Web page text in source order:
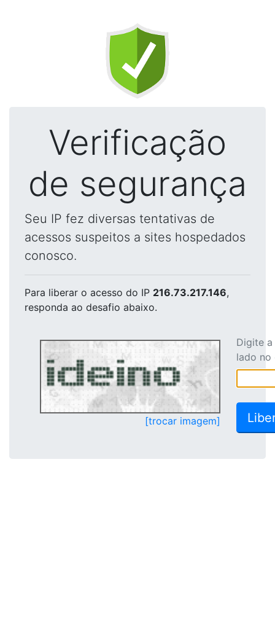
Verificação
de segurança
Seu IP fez diversas tentativas de
acessos suspeitos a sites hospedados
conosco.
Para liberar o acesso do IP 216.73.217.146,
responda ao desafio abaixo.
[trocar imagem]
Digite
lado no